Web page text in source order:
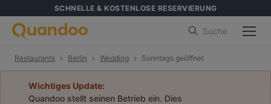
SCHNELLE & KOSTENLOSE RESERVIERUNG
Suche
Restaurants Berlin Wedding Sonntags geöffnet
Wichtiges Update:
Quandoo stellt seinen Betrieb ein. Dies